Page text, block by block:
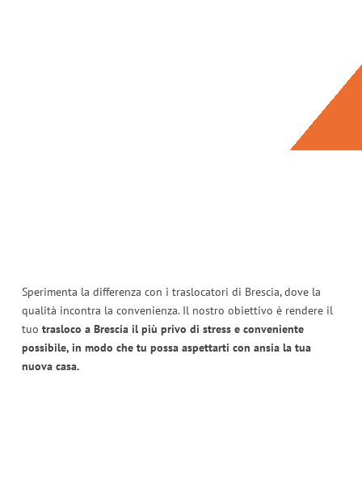
Sperimenta la differenza con i traslocatori di Brescia, dove la
qualità incontra la convenienza. Il nostro obiettivo è rendere il
tuo trasloco a Brescia il più privo di stress e conveniente
possibile, in modo che tu possa aspettarti con ansia la tua
nuova casa.